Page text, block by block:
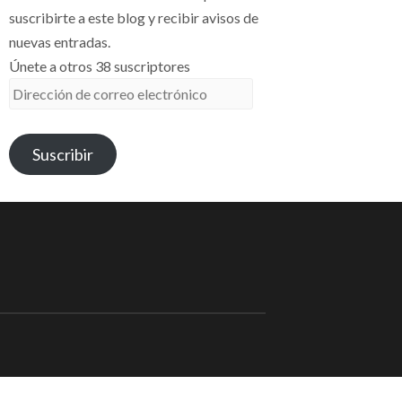
suscribirte a este blog y recibir avisos de
nuevas entradas.
Únete a otros 38 suscriptores
Dirección
correo
electrónico
Suscribir